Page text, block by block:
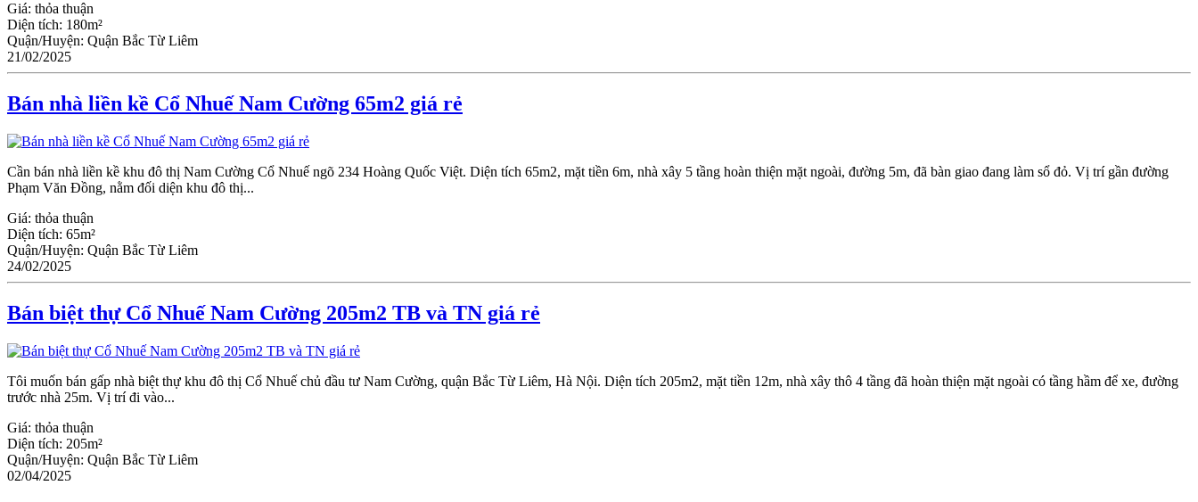
Giá: thỏa thuận
Diện tích: 180m²
Quận/Huyện: Quận Bắc Từ Liêm
21/02/2025
Bán nhà liền kề Cổ Nhuế Nam Cường 65m2 giá rẻ
Cần bán nhà liền kề khu đô thị Nam Cường Cổ Nhuế ngõ 234 Hoàng Quốc Việt. Diện tích 65m2, mặt tiền 6m, nhà xây 5 tầng hoàn thiện mặt ngoài, đường 5m, đã bàn giao đang làm sổ đỏ. Vị trí gần đường
Phạm Văn Đồng, nằm đối diện khu đô thị...
Giá: thỏa thuận
Diện tích: 65m²
Quận/Huyện: Quận Bắc Từ Liêm
24/02/2025
Bán biệt thự Cổ Nhuế Nam Cường 205m2 TB và TN giá rẻ
Tôi muốn bán gấp nhà biệt thự khu đô thị Cổ Nhuế chủ đầu tư Nam Cường, quận Bắc Từ Liêm, Hà Nội. Diện tích 205m2, mặt tiền 12m, nhà xây thô 4 tầng đã hoàn thiện mặt ngoài có tầng hầm để xe, đường
trước nhà 25m. Vị trí đi vào...
Giá: thỏa thuận
Diện tích: 205m²
Quận/Huyện: Quận Bắc Từ Liêm
02/04/2025